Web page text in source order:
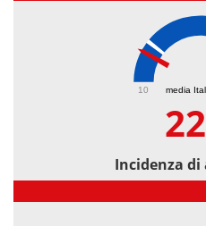
media
10
Incidenza